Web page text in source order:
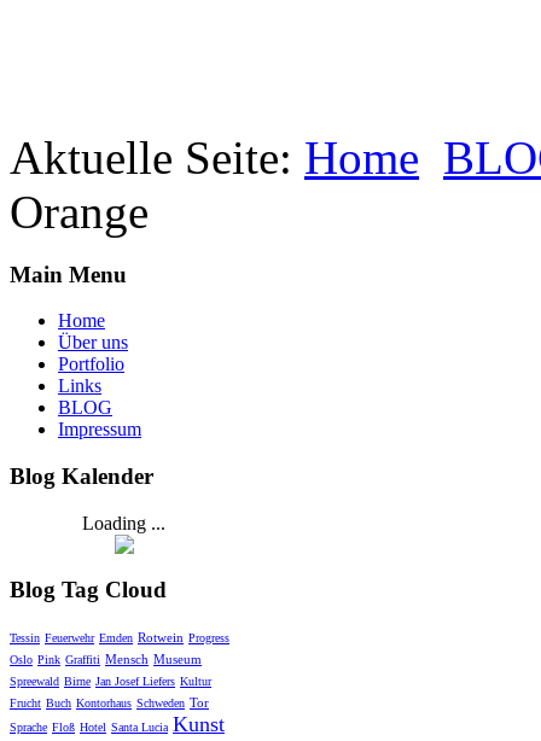
Aktuelle Seite: Home
Orange
Main Menu
Home
Über uns
Portfolio
Links
BLOG
Impressum
Blog Kalender
Loading ...
Blog Tag Cloud
Tessin Feuerwehr Emden Rotwein Progress
Oslo Pink Graffiti Mensch Museum
Spreewald Birne Jan Josef Liefers Kultur
Frucht Buch Kontorhaus Schweden Tor
Sprache Floß Hotel Santa Lucia Kunst